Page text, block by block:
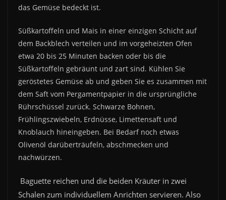
das Gemüse bedeckt ist.
Süßkartoffeln und Mais in einer einzigen Schicht auf
dem Backblech verteilen und im vorgeheizten Ofen
etwa 20 bis 25 Minuten backen oder bis die
Süßkartoffeln gebräunt und zart sind. Kühlen Sie
geröstetes Gemüse ab und geben Sie es zusammen mit
dem Saft vom Pergamentpapier in die ursprüngliche
Rührschüssel zurück. Schwarze Bohnen,
Frühlingszwiebeln, Erdnüsse, Limettensaft und
Knoblauch hineingeben. Bei Bedarf noch etwas
Olivenöl darüberträufeln, abschmecken und
nachwürzen.
Baguette reichen und die beiden Kräuter in zwei
Schalen zum individuellem Anrichten servieren. Also